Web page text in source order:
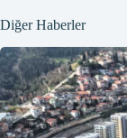
Diğer Haberler